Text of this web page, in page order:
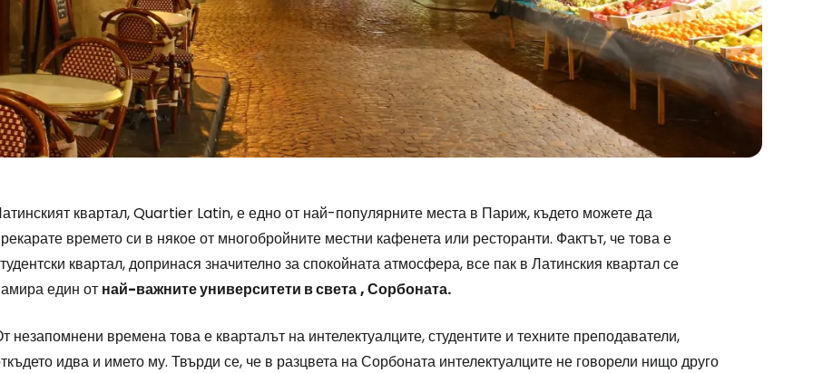
квартал, Quartier Latin, е едно от най-популярните места в Париж, където можете да
времето си в някое от многобройните местни кафенета или ресторанти. Фактът, че това е
квартал, допринася значително за спокойната атмосфера, все пак в Латинския квартал се
един от най-важните университети в света, Сорбоната.
незапомнени времена това е кварталът на интелектуалците, студентите и техните преподаватели,
идва и името му. Твърди се, че в разцвета на Сорбоната интелектуалците не говорели нищо друго